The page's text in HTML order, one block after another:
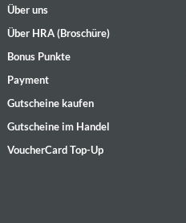
Über uns
Über HRA (Broschüre)
Bonus Punkte
Payment
Gutscheine kaufen
Gutscheine im Handel
VoucherCard Top-Up